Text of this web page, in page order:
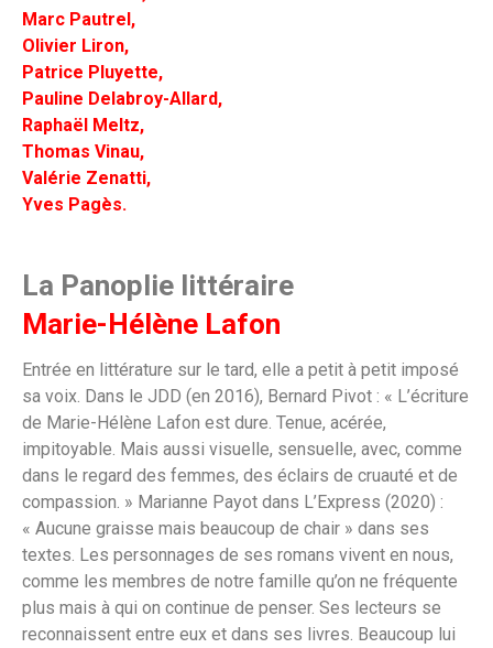
Marc Pautrel,
Olivier Liron,
Patrice Pluyette,
Pauline Delabroy-Allard,
Raphaël Meltz,
Thomas Vinau,
Valérie Zenatti,
Yves Pagès.
La Panoplie littéraire
Marie-Hélène Lafon
Entrée en littérature sur le tard, elle a petit à petit imposé
sa voix. Dans le JDD (en 2016), Bernard Pivot : « L’écriture
de Marie-Hélène Lafon est dure. Tenue, acérée,
impitoyable. Mais aussi visuelle, sensuelle, avec, comme
dans le regard des femmes, des éclairs de cruauté et de
compassion. » Marianne Payot dans L’Express (2020) :
« Aucune graisse mais beaucoup de chair » dans ses
textes. Les personnages de ses romans vivent en nous,
comme les membres de notre famille qu’on ne fréquente
plus mais à qui on continue de penser. Ses lecteurs se
reconnaissent entre eux et dans ses livres. Beaucoup lui